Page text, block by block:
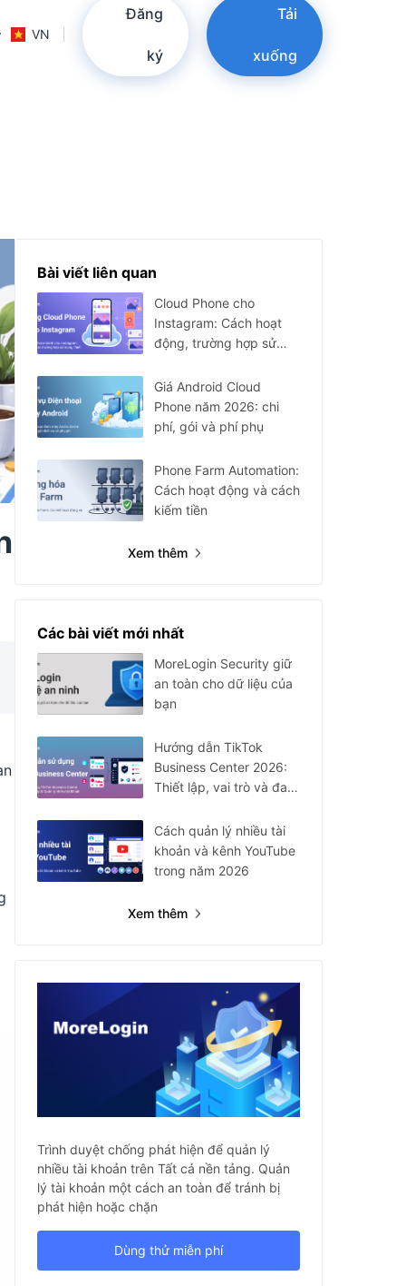
VN
Đăng
ký
Tải
xuống
Bài viết liên quan
Cloud Phone cho
Instagram: Cách hoạt
động, trường hợp sử
hạn
Giá Android Cloud
Phone năm 2026: chi
phí, gói và phí phụ
Phone Farm Automation:
Cách hoạt động và cách
kiếm tiền
Xem thêm
Các bài viết mới nhất
MoreLogin Security giữ
an toàn cho dữ liệu của
bạn
Hướng dẫn TikTok
Business Center 2026:
Thiết lập, vai trò và đa
Cách quản lý nhiều tài
khoản và kênh YouTube
trong năm 2026
Xem thêm
Trình duyệt chống phát hiện để quản lý
nhiều tài khoản trên Tất cả nền tảng. Quản
lý tài khoản một cách an toàn để tránh bị
phát hiện hoặc chặn
Dùng thử miễn phí